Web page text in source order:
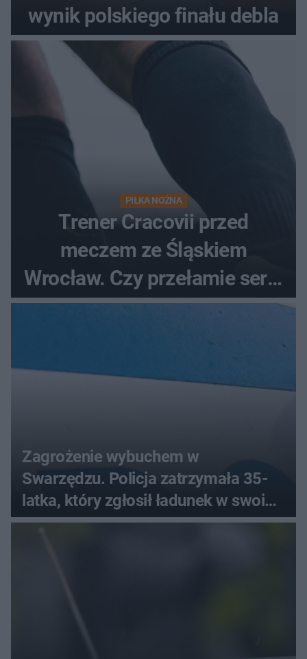
wynik polskiego finału debla
PIŁKA NOŻNA
Trener Cracovii przed
meczem ze Śląskiem
Wrocław. Czy przełamie serię
bez wygranej?
Zagrożenie wybuchem w
Swarzędzu. Policja zatrzymała 35-
latka, który zgłosił ładunek w swoim
aucie